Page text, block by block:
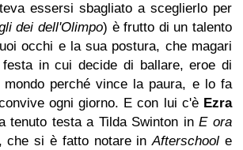
essersi sbagliato a sceglierlo per
dei dell'Olimpo) è frutto di un talento
occhi e la sua postura, che magari
in cui decide di ballare, eroe di
perché vince la paura, e lo fa
ogni giorno. E con lui c'è Ezra
tenuto testa a Tilda Swinton inE ora
che si è fatto notare inAfterschool e